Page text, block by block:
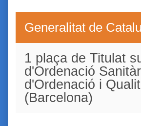
Generalitat de
1 plaça de Titulat
d'Ordenació
d'Ordenació i
(Barcelona)